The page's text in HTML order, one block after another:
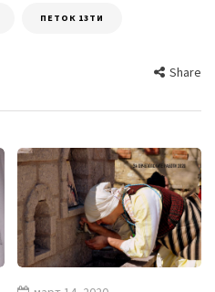
ПЕТОК 13ТИ
Share